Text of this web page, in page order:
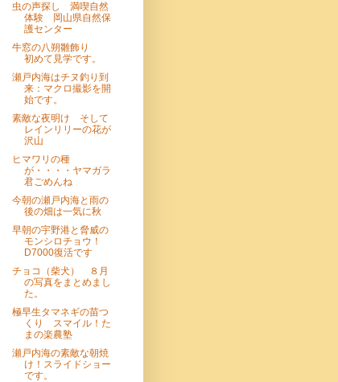
虫の声探し 満喫自然
体験 岡山県自然保
護センター
牛窓の八朔雛飾り
初めて見学です。
瀬戸内海はチヌ釣り到
来：マクロ撮影を開
始です。
素敵な夜明け そして
レインリリーの花が
沢山
ヒマワリの種
が・・・・ヤマガラ
君ごめんね
今朝の瀬戸内海と雨の
後の畑は一気に秋
早朝の宇野港と脅威の
モンシロチョウ！
D7000復活です
チョコ（柴犬） ８月
の写真をまとめまし
た。
極早生タマネギの苗つ
くり スマイル！た
まの楽農塾
瀬戸内海の素敵な朝焼
け！スライドショー
です。